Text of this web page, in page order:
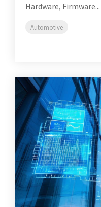
Hardware, Firmware...
Automotive